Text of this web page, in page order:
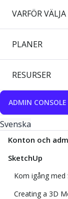
VARFÖR
PLANER
RESURSER
ADMIN CONSOLE
Svenska
Konton och
SketchUp
Kom igång med
Creating a 3D